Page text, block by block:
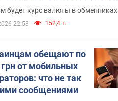
будет курс валюты в обменниках
22:58 152,4 т.
обещают по
от мобильных
что не так
сообщениями